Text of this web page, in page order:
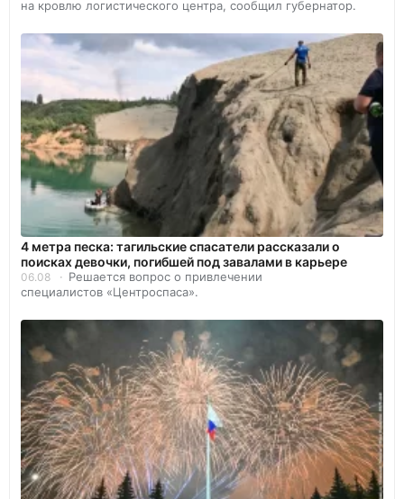
на кровлю логистического центра, сообщил губернатор.
4 метра песка: тагильские спасатели рассказали о
поисках девочки, погибшей под завалами в карьере
06.08
Решается вопрос о привлечении
специалистов «Центроспаса».